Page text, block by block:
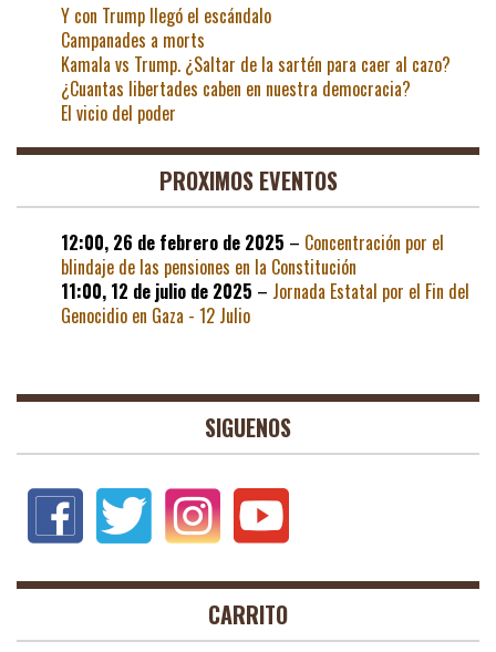
Y con Trump llegó el escándalo
Campanades a morts
Kamala vs Trump. ¿Saltar de la sartén para caer al cazo?
¿Cuantas libertades caben en nuestra democracia?
El vicio del poder
PROXIMOS EVENTOS
12:00, 26 de febrero de 2025 – Concentración por el
blindaje de las pensiones en la Constitución
11:00, 12 de julio de 2025 – Jornada Estatal por el Fin del
Genocidio en Gaza - 12 Julio
SIGUENOS
CARRITO